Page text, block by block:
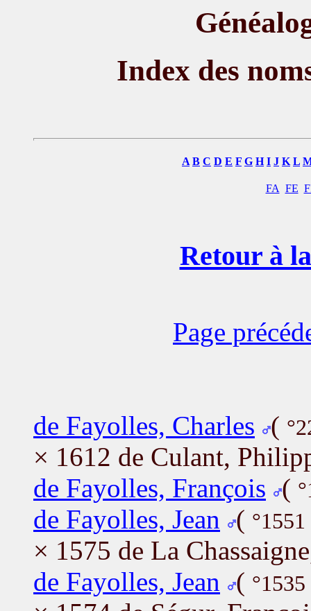
Index des
A B C D E F G H I J K L
FA FE
Retour à
Page
de Fayolles, Charles (
× 1612 de Culant,
de Fayolles, François (
de Fayolles, Jean (
× 1575 de La
de Fayolles, Jean
(